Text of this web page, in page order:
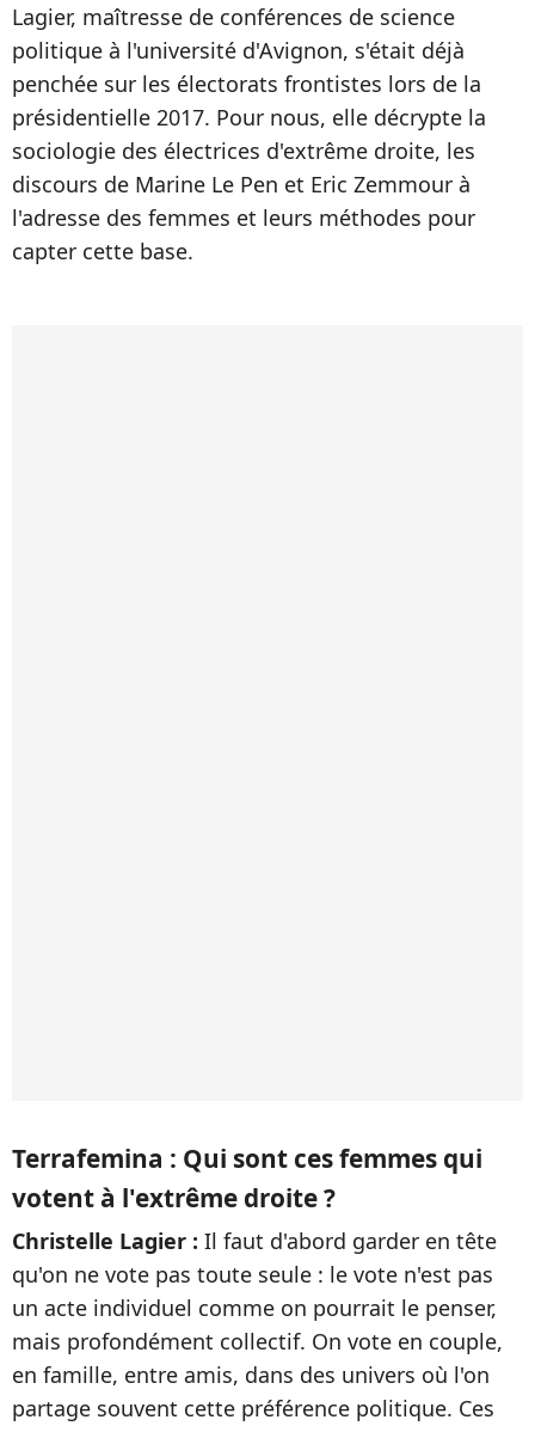
Lagier, maîtresse de conférences de science
politique à l'université d'Avignon, s'était déjà
penchée sur les électorats frontistes lors de la
présidentielle 2017. Pour nous, elle décrypte la
sociologie des électrices d'extrême droite, les
discours de Marine Le Pen et Eric Zemmour à
l'adresse des femmes et leurs méthodes pour
capter cette base.
Terrafemina : Qui sont ces femmes qui
votent à l'extrême droite ?
Christelle Lagier : Il faut d'abord garder en tête
qu'on ne vote pas toute seule : le vote n'est pas
un acte individuel comme on pourrait le penser,
mais profondément collectif. On vote en couple,
en famille, entre amis, dans des univers où l'on
partage souvent cette préférence politique. Ces